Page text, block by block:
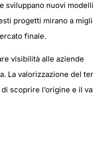
sviluppano nuovi
progetti mirano a
finale.
visibilità alle aziende
La valorizzazione del
scoprire l’origine e il